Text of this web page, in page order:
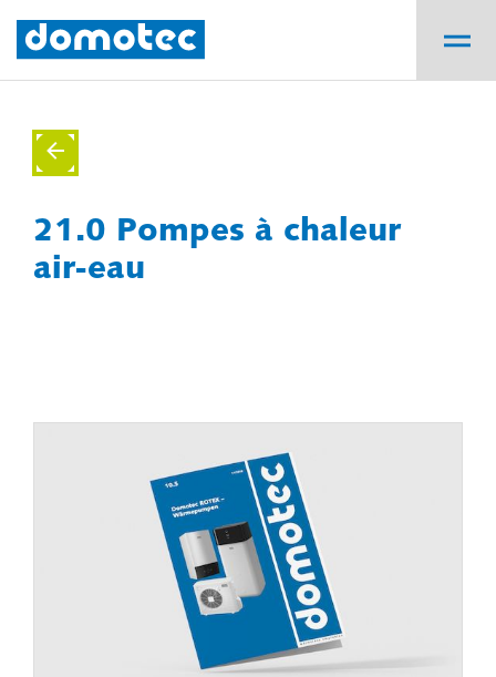
21.0 Pompes à chaleur
air-eau